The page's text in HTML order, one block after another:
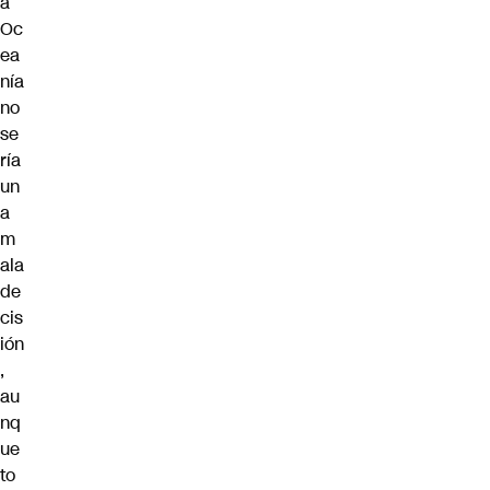
Oc
ea
nía
no
se
ría
un
a
m
ala
de
cis
ión
,
au
nq
ue
to